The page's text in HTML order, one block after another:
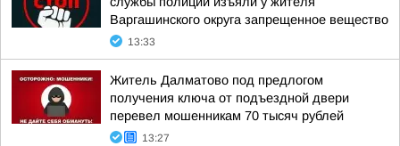
Варгашинского округа запрещенное вещество
13:33
Житель Далматово под предлогом
получения ключа от подъездной двери
перевел мошенникам 70 тысяч рублей
13:27